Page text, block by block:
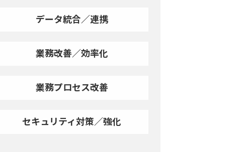
データ統合／連携
業務改善／効率化
業務プロセス改善
セキュリティ対策／強化